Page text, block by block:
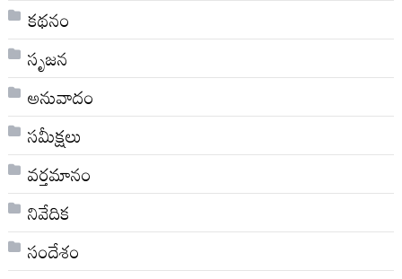
కథనం
సృజన
అనువాదం
సమీక్షలు
వర్తమానం
నివేదిక
సందేశం